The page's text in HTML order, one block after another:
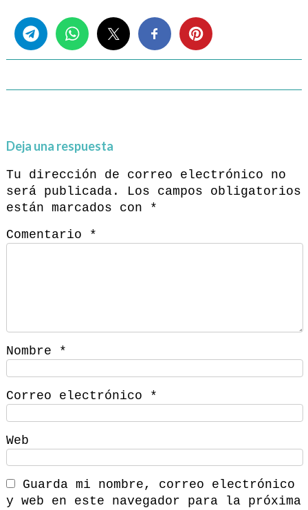
Deja una respuesta
Tu dirección de correo electrónico no
será publicada.
Los campos obligatorios
están marcados con
*
Comentario
*
Nombre *
Correo electrónico *
Web
Guarda mi nombre, correo electrónico
y web en este navegador para la próxima